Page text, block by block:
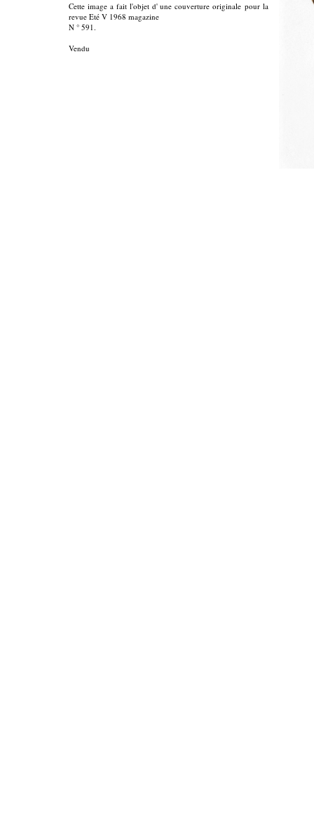
Cette image a fait l'objet d' une couverture originale pour la
revue Eté V 1968 magazine
N ° 591.
Vendu